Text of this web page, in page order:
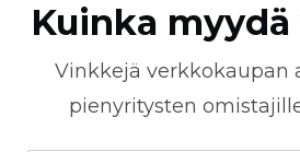
Kuinka myydä
Vinkkejä verkkokaupan
pienyritysten